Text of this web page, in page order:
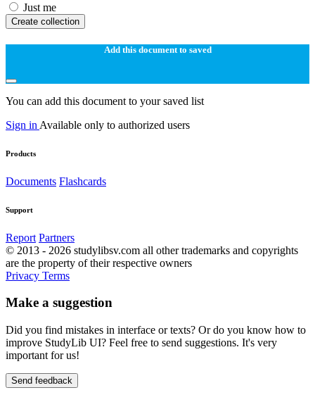
Just me
Create collection
Add this document to saved
You can add this document to your saved list
Sign in Available only to authorized users
Products
Documents Flashcards
Support
Report Partners
© 2013 - 2026 studylibsv.com all other trademarks and copyrights
are the property of their respective owners
Privacy Terms
Make a suggestion
Did you find mistakes in interface or texts? Or do you know how to
improve StudyLib UI? Feel free to send suggestions. It's very
important for us!
Send feedback